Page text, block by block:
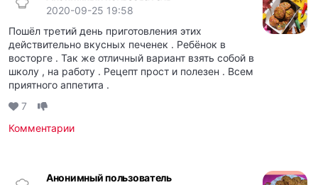
2020-09-25 19:58
Пошёл третий день приготовления этих
действительно вкусных печенек . Ребёнок в
восторге . Так же отличный вариант взять собой в
школу , на работу . Рецепт прост и полезен . Всем
приятного аппетита .
7
Комментарии
Анонимный пользователь